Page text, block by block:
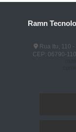
Ramn
Rua Itu, 110 -
CEP: 06790-110